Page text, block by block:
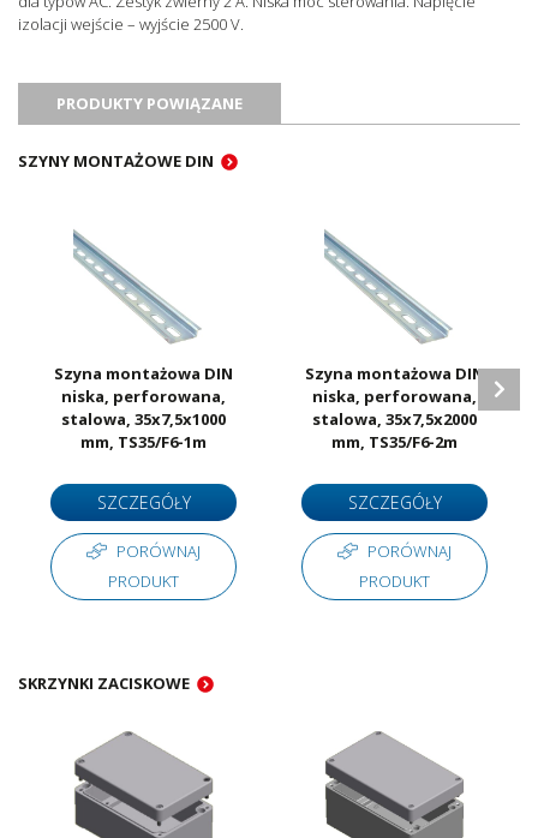
izolacji wejście – wyjście 2500 V.
PRODUKTY POWIĄZANE
SZYNY MONTAŻOWE DIN
Szyna montażowa DIN
niska, perforowana,
stalowa, 35x7,5x1000
mm, TS35/F6-1m
SZCZEGÓŁY
PORÓWNAJ
PRODUKT
Szyna montażowa DIN
niska, perforowana,
stalowa, 35x7,5x2000
mm, TS35/F6-2m
SZCZEGÓŁY
PORÓWNAJ
PRODUKT
SKRZYNKI ZACISKOWE